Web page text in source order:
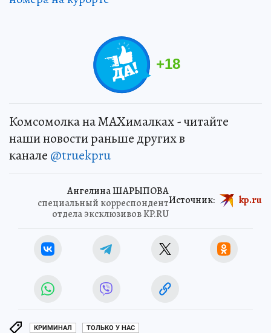
+18
Комсомолка на MAXималках - читайте
наши новости раньше других в
канале @truekpru
Ангелина ШАРЫПОВА
специальный корреспондент
отдела эксклюзивов KP.RU
Источник: kp.ru
КРИМИНАЛ ТОЛЬКО У НАС